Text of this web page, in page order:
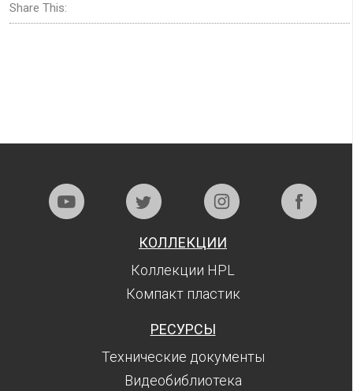
Share This:
КОЛЛЕКЦИИ
Коллекции HPL
Компакт пластик
РЕСУРСЫ
Технические документы
Видеобиблиотека